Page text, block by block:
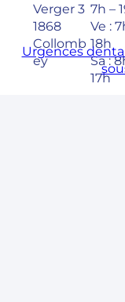
Verger 3
1868
Collomb
ey
7h –
Ve :
18h
Sa :
17h
Urgences